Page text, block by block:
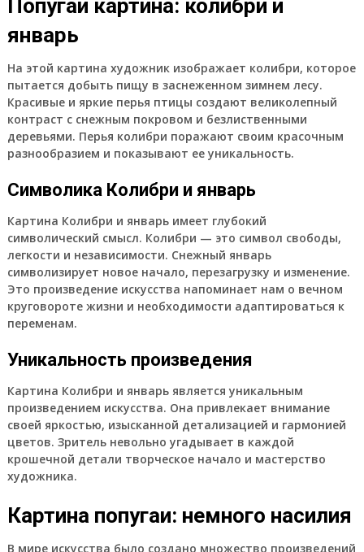
Попугай картина: колибри и
январь
На этой картина художник изображает колибри, которое
пытается добыть пищу в заснеженном зимнем лесу.
Красивые и яркие перья птицы создают великолепный
контраст с снежным покровом и безлиственными
деревьями. Перья колибри поражают своим красочным
разнообразием и показывают ее уникальность.
Символика Колибри и январь
Картина Колибри и январь имеет глубокий
символический смысл. Колибри — это символ свободы,
легкости и независимости. Снежный январь
символизирует новое начало, перезагрузку и изменение.
Это произведение искусства напоминает нам о вечном
круговороте жизни и необходимости адаптироваться к
переменам.
Уникальность произведения
Картина Колибри и январь является уникальным
произведением искусства. Она привлекает внимание
своей яркостью, изысканной детализацией и гармонией
цветов. Зритель невольно угадывает в каждой
крошечной детали творческое начало и мастерство
художника.
Картина попугаи: немного насилия
В мире искусства было создано множество произведений